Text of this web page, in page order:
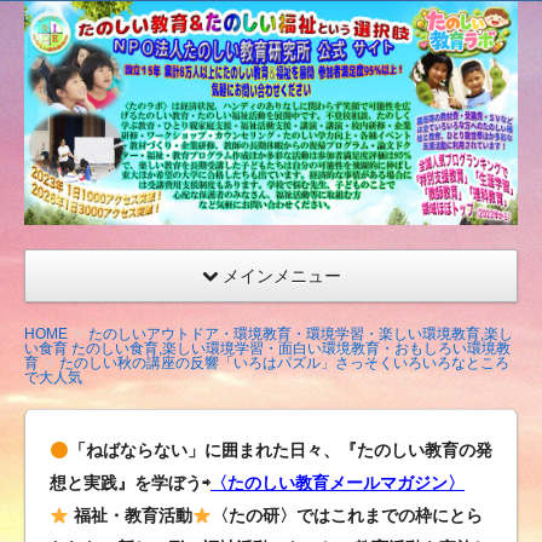
たの
しい
教育
研究
所
（沖
縄）
公式
ト
メインメニュー
HOME
たのしいアウトドア・環境教育・環境学習・楽しい環境教育,楽し
い食育 たのしい食育,楽しい環境学習・面白い環境教育・おもしろい環境教
育
たのしい秋の講座の反響「いろはパズル」さっそくいろいろなところ
で大人気
「ねばならない」に囲まれた日々、『たのしい教育の発
想と実践』を学ぼう⇨ 〈たのしい教育メールマガジン〉
福祉・教育活動
〈たの研〉ではこれまでの枠にとら